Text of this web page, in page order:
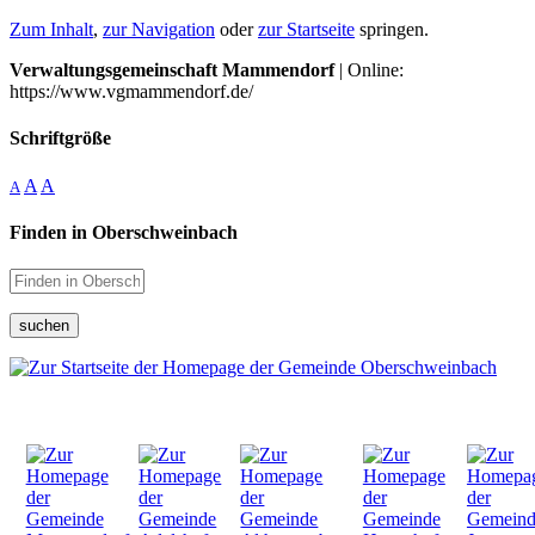
Zum Inhalt, zur Navigation oderzur Startseite springen.
Verwaltungsgemeinschaft Mammendorf| Online:
https://www.vgmammendorf.de/
Schriftgröße
A A A
Finden in Oberschweinbach
suchen